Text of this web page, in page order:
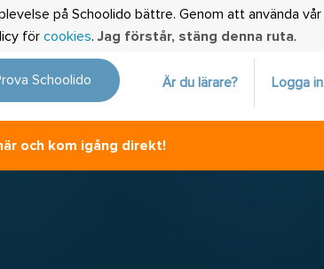
på Schoolido bättre. Genom att använda vår
för cookies. Jag förstår, stäng denna ruta.
Schoolido Är du lärare? Logga in
och kom igång direkt!